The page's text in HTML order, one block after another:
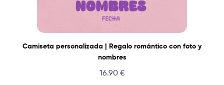
Camiseta personalizada | Regalo romántico con foto y
nombres
16.90 €